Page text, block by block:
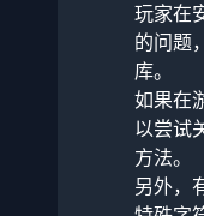
玩家在
的问题
库。
如果在
以尝试
方法。
另外，